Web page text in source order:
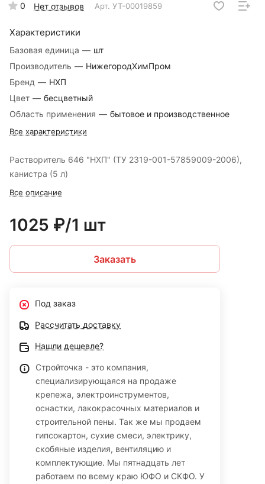
0 Нет отзывов Арт. УТ-00019859
Характеристики
Базовая единица — шт
Производитель — НижегородХимПром
Бренд — НХП
Цвет — бесцветный
Область применения — бытовое и производственное
Все характеристики
Растворитель 646 "НХП" (ТУ 2319-001-57859009-2006),
канистра (5 л)
Все описание
1025 ₽/1 шт
Заказать
Под заказ
Рассчитать доставку
Нашли дешевле?
Стройточка - это компания,
специализирующаяся на продаже
крепежа, электроинструментов,
оснастки, лакокрасочных материалов и
строительной пены. Так же мы продаем
гипсокартон, сухие смеси, электрику,
скобяные изделия, вентиляцию и
комплектующие. Мы пятнадцать лет
работаем по всему краю ЮФО и СКФО. У